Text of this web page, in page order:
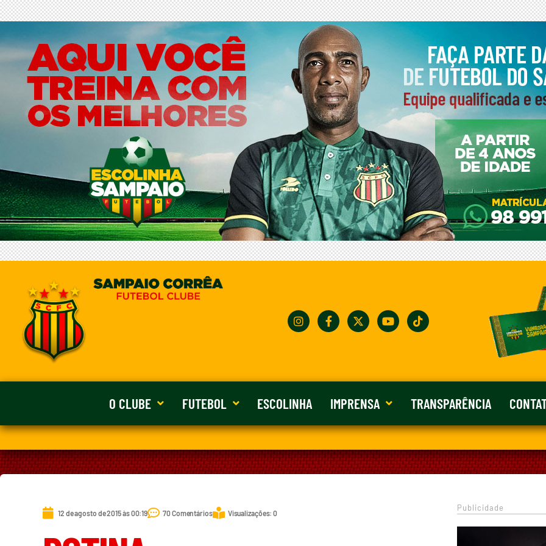
O CLUBE FUTEBOL ESCOLINHA IMPRENSA TRANSPARÊNCIA
12 de agosto de 2015 às 00:19 70 Comentários Visualizações: 0
Publicidade